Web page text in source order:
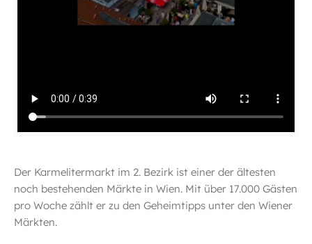
Der Karmelitermarkt im 2. Bezirk ist einer der ältesten
noch bestehenden Märkte in Wien. Mit über 17.000 Gästen
pro Woche zählt er zu den Geheimtipps unter den Wiener
Märkten.